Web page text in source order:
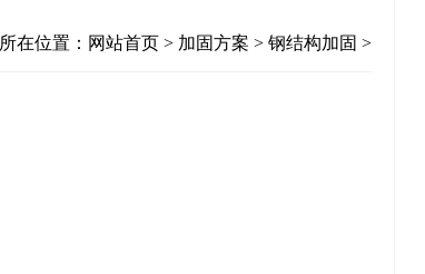
所在位置： 网站首页 > 加固方案 > 钢结构加固 >